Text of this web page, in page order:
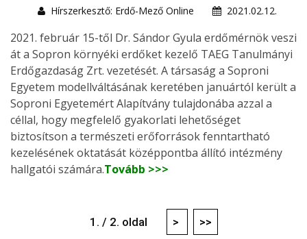
Hírszerkesztő: Erdő-Mező Online 2021.02.12.
2021. február 15-től Dr. Sándor Gyula erdőmérnök veszi
át a Sopron környéki erdőket kezelő TAEG Tanulmányi
Erdőgazdaság Zrt. vezetését. A társaság a Soproni
Egyetem modellváltásának keretében januártól került a
Soproni Egyetemért Alapítvány tulajdonába azzal a
céllal, hogy megfelelő gyakorlati lehetőséget
biztosítson a természeti erőforrások fenntartható
kezelésének oktatását középpontba állító intézmény
hallgatói számára.Tovább >>>
1. / 2. oldal > >>